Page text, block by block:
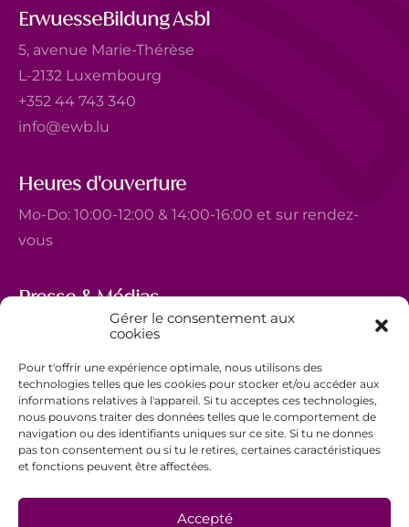
Gérer le consentement aux
cookies
Pour t'offrir une expérience optimale, nous utilisons des
technologies telles que les cookies pour stocker et/ou accéder aux
informations relatives à l'appareil. Si tu acceptes ces technologies,
nous pouvons traiter des données telles que le comportement de
navigation ou des identifiants uniques sur ce site. Si tu ne donnes
pas ton consentement ou si tu le retires, certaines caractéristiques
et fonctions peuvent être affectées.
Accepté
ErwuesseBildung Asbl
5, avenue Marie-Thérèse
L-2132 Luxembourg
+352 44 743 340
info@ewb.lu
Heures d'ouverture
Mo-Do: 10:00-12:00 & 14:00-16:00 et sur rendez-
vous
Presse & Médias
5, avenue Marie-Thérèse
+352 44 743 340
comm@ewb.lu
Faire un don